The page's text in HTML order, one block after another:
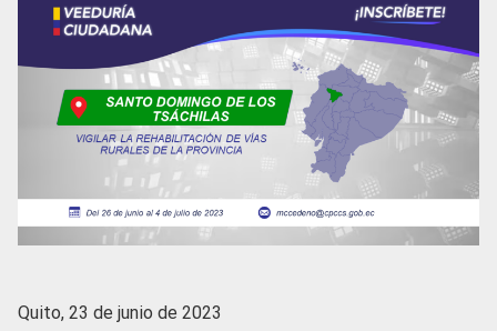
Quito, 23 de junio de 2023